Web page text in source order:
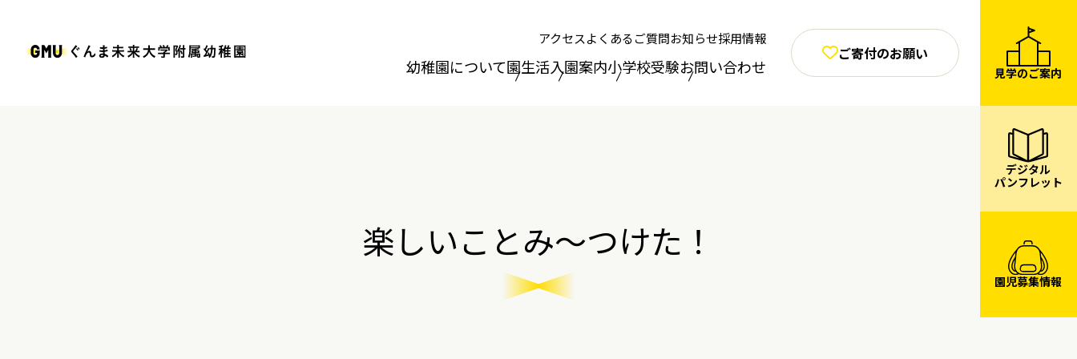
アクセスよくあるご質問お知らせ採用情報
幼稚園について園生活入園案内小学校受験お問い合わせ
ご寄付のお願い
見学のご案内
デジタル
パンフレット
園児募集情報
楽しいことみ～つけた！